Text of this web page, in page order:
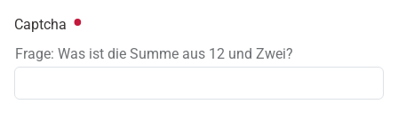
Captcha
Frage: Was ist die Summe aus 12 und Zwei?